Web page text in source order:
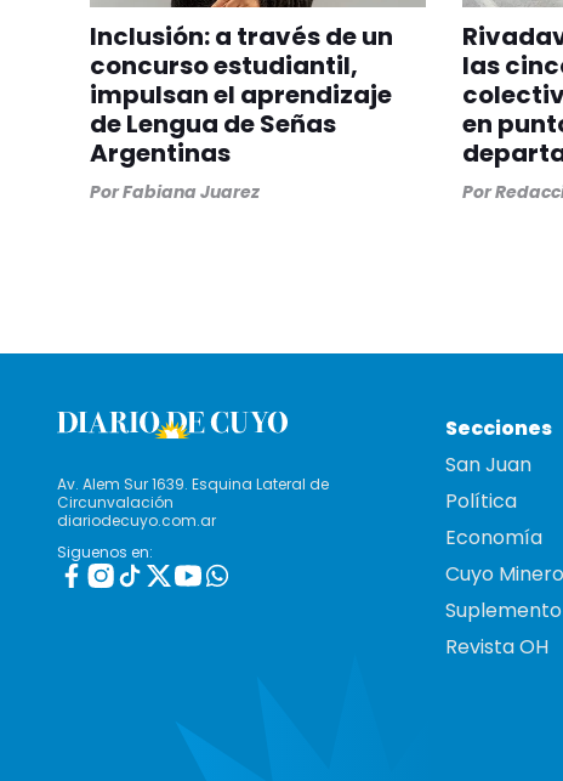
Inclusión: a través de un
concurso estudiantil,
impulsan el aprendizaje
de Lengua de Señas
Argentinas
PorFabiana Juarez
las
en
Por
Av. Alem Sur 1639. Esquina Lateral de
Circunvalación
diariodecuyo.com.ar
Siguenos en:
Secciones
San Juan
Política
Economía
Cuyo Minero
Revista OH